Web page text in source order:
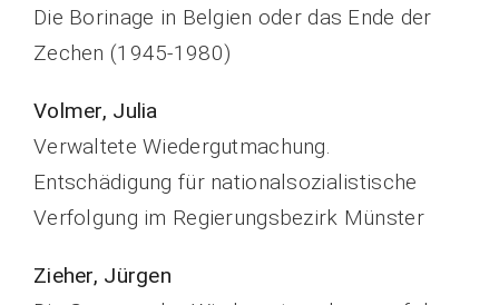
Die Borinage in Belgien oder das Ende der
Zechen (1945-1980)
Volmer, Julia
Verwaltete Wiedergutmachung.
Entschädigung für nationalsozialistische
Verfolgung im Regierungsbezirk Münster
Zieher, Jürgen